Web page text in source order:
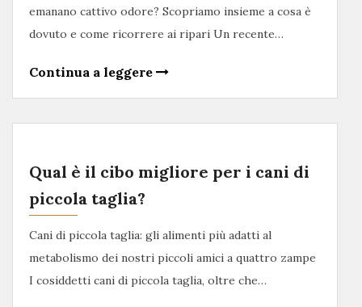
emanano cattivo odore? Scopriamo insieme a cosa è
dovuto e come ricorrere ai ripari Un recente…
Continua a leggere
Qual è il cibo migliore per i cani di
piccola taglia?
Cani di piccola taglia: gli alimenti più adatti al
metabolismo dei nostri piccoli amici a quattro zampe
I cosiddetti cani di piccola taglia, oltre che…